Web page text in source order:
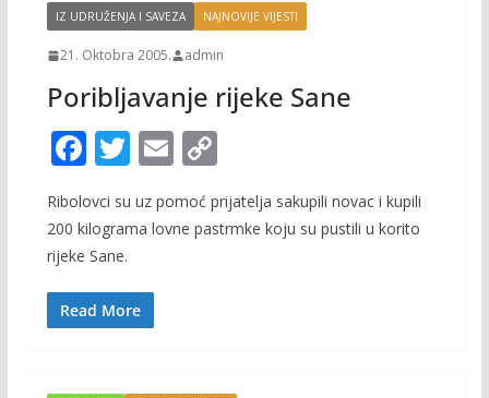
IZ UDRUŽENJA I SAVEZA NAJNOVIJE VIJESTI
21. Oktobra 2005. admin
Poribljavanje rijeke Sane
F
e
b
o
o
T
itt
E
m
ai
C
p
Ribolovci su uz pomoć prijatelja sakupili novac i kupili
200 kilograma lovne pastrmke koju su pustili u korito
rijeke Sane.
Read More